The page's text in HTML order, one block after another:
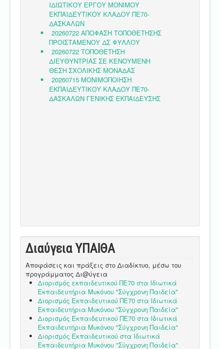
Διαύγεια ΥΠΑΙΘA
Αποφάσεις και πράξεις στο Διαδίκτυο, μέσω του
προγράμματος Δι@ύγεια
Διορισμός εκπαιδευτικού ΠΕ70 στα Ιδιωτικά
Εκπαιδευτήρια Μυκόνου "Σύγχρονη Παιδεία"
Διορισμός Εκπαιδευτικού ΠΕ70 στα Ιδιωτικά
Εκπαιδευτήρια Μυκόνου "Σύγχρονη Παιδεία"
Διορισμός Εκπαιδευτικού ΠΕ70 στα Ιδιωτικά
Εκπαιδευτήρια Μυκόνου "Σύγχρονη Παιδεία"
Διορισμός Εκπαιδευτικού στα Ιδιωτικά
Εκπαιδευτήρια Μυκόνου "Σύγχρονη Παιδεία"